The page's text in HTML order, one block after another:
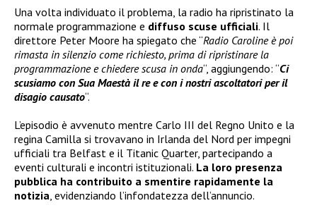
Una volta individuato il problema, la radio ha ripristinato la
normale programmazione e diffuso scuse ufficiali. Il
direttore Peter Moore ha spiegato che “Radio Caroline è poi
rimasta in silenzio come richiesto, prima di ripristinare la
programmazione e chiedere scusa in onda“, aggiungendo: “Ci
scusiamo con Sua Maestà il re e con i nostri ascoltatori per il
disagio causato“.
L’episodio è avvenuto mentre Carlo III del Regno Unito e la
regina Camilla si trovavano in Irlanda del Nord per impegni
ufficiali tra Belfast e il Titanic Quarter, partecipando a
eventi culturali e incontri istituzionali. La loro presenza
pubblica ha contribuito a smentire rapidamente la
notizia , evidenziando l’infondatezza dell’annuncio.